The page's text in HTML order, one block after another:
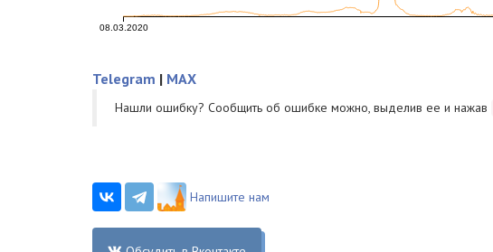
Telegram | MAX
Нашли ошибку? Cообщить об ошибке можно, выделив ее и нажав
Напишите нам